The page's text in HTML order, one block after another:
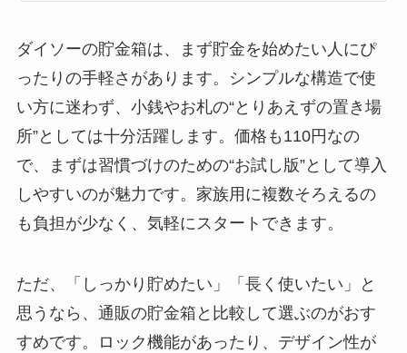
ダイソーの貯金箱は、まず貯金を始めたい人にぴ
ったりの手軽さがあります。シンプルな構造で使
い方に迷わず、小銭やお札の“とりあえずの置き場
所”としては十分活躍します。価格も110円なの
で、まずは習慣づけのための“お試し版”として導入
しやすいのが魅力です。家族用に複数そろえるの
も負担が少なく、気軽にスタートできます。
ただ、「しっかり貯めたい」「長く使いたい」と
思うなら、通販の貯金箱と比較して選ぶのがおす
すめです。ロック機能があったり、デザイン性が